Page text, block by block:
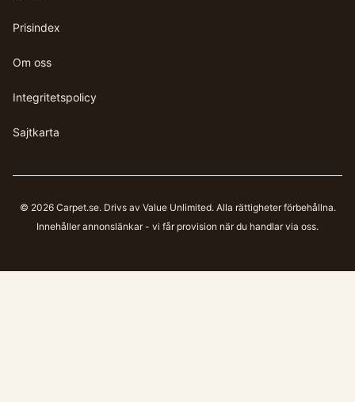
Prisindex
Om oss
Integritetspolicy
Sajtkarta
© 2026 Carpet.se. Drivs av Value Unlimited. Alla rättigheter förbehållna.
Innehåller annonslänkar - vi får provision när du handlar via oss.